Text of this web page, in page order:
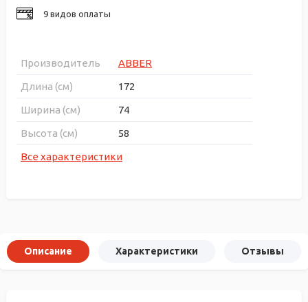
9 видов оплаты
Производитель
ABBER
Длина (см)
172
Ширина (см)
74
Высота (см)
58
Все характеристики
Описание Характеристики Отзывы